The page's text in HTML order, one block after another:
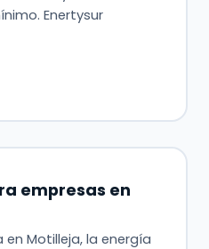
Enertysur
empresas en
Motilleja, la energía